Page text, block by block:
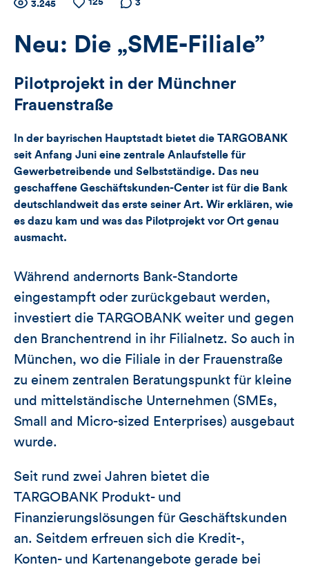
Zähler
für
Likes
Kommentare
dieses
Artikels
Anzahl3.245
Anzahl
125
Anzahl der
3
Neu: Die „SME-Filiale”
Pilotprojekt in der Münchner
Frauenstraße
In der bayrischen Hauptstadt bietet die TARGOBANK
seit Anfang Juni eine zentrale Anlaufstelle für
Gewerbetreibende und Selbstständige. Das neu
geschaffene Geschäftskunden-Center ist für die Bank
deutschlandweit das erste seiner Art. Wir erklären, wie
es dazu kam und was das Pilotprojekt vor Ort genau
ausmacht.
Während andernorts Bank-Standorte
eingestampft oder zurückgebaut werden,
investiert die TARGOBANK weiter und gegen
den Branchentrend in ihr Filialnetz. So auch in
München, wo die Filiale in der Frauenstraße
zu einem zentralen Beratungspunkt für kleine
und mittelständische Unternehmen (SMEs,
Small and Micro-sized Enterprises) ausgebaut
wurde.
Seit rund zwei Jahren bietet die
TARGOBANK Produkt- und
Finanzierungslösungen für Geschäftskunden
an. Seitdem erfreuen sich die Kredit-,
Konten- und Kartenangebote gerade bei